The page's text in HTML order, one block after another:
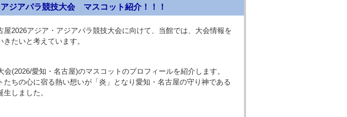
ジアパラ競技大会 マスコット紹介！！！
屋2026アジア・アジアパラ競技大会に向けて、当館では、大会情報を
たいと考えています。
(2026/愛知・名古屋)のマスコットのプロフィールを紹介します。
たちの心に宿る熱い想いが「炎」となり愛知・名古屋の守り神である
しました。